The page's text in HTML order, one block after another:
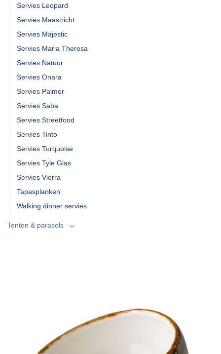
Servies Leopard
Servies Maastricht
Servies Majestic
Servies Maria Theresa
Servies Natuur
Servies Onara
Servies Palmer
Servies Saba
Servies Streetfood
Servies Tinto
Servies Turquoise
Servies Tyle Glas
Servies Vierra
Tapasplanken
Walking dinner servies
Tenten & parasols